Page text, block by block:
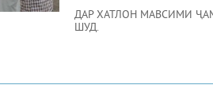
ДАР ХАТЛОН МАВСИМИ
ШУД.